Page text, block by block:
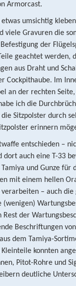
Armorcast.
umsichtig
viele Gravuren die
der
geachtet werden,
aus Draht und
Cockpithaube. Im
an der rechten
ich die
Sitzpolster durch
erinnern
entschieden –
auch eine T-33
und Gunze für
mit einem hellen
– auch
der
Beschriftungen
dem Tamiya-
konnten
Pitot-Rohre und
deutliche